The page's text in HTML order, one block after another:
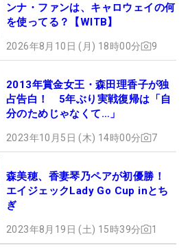
ンナ・ファンは、キャロウェイの何
を使ってる？【WITB】
2026年8月10日 (月) 18時00分 9
2013年賞金女王・森田理香子が独
占告白！ 5年ぶり実戦復帰は「自
分のためじゃなくて…」
2023年10月5日 (木) 14時00分 7
森美穂、香妻琴乃ペアが初優勝！
エイジェックLady Go Cup inとち
ぎ
2023年8月19日 (土) 15時39分 1